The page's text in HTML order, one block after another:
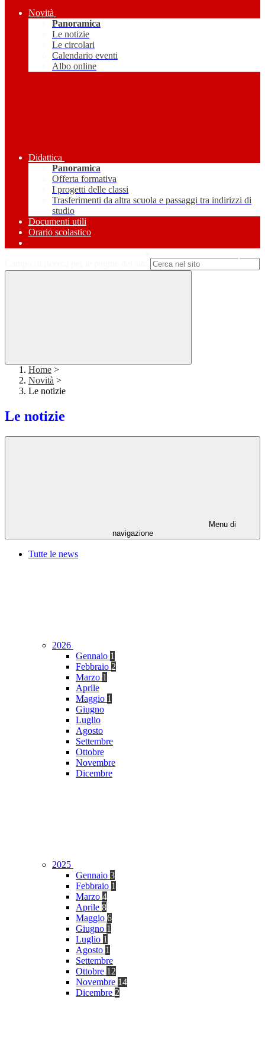
Novità
Panoramica
Le notizie
Le circolari
Calendario eventi
Albo online
Didattica
Panoramica
Offerta formativa
I progetti delle classi
Trasferimenti da altra scuola e passaggi tra indirizzi di
studio
Documenti utili
Orario scolastico
Home >
Novità >
Le notizie
Le notizie
Menu di
navigazione
Tutte le news
2026
Gennaio 1
Febbraio 2
Marzo 1
Aprile
Maggio 1
Giugno
Luglio
Agosto
Settembre
Ottobre
Novembre
Dicembre
2025
Gennaio 3
Febbraio 1
Marzo 4
Aprile 8
Maggio 6
Giugno 1
Luglio 1
Agosto 1
Settembre
Ottobre 12
Novembre 14
Dicembre 2